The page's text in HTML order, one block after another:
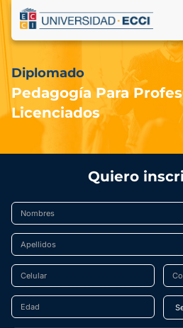
Diplomado
Pedagogía Para
Licenciados
Quiero